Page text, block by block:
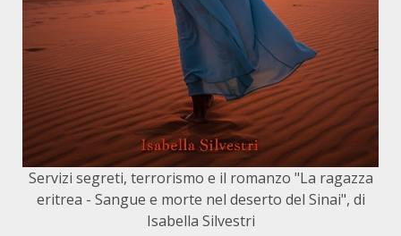
Servizi segreti, terrorismo e il romanzo "La ragazza
eritrea - Sangue e morte nel deserto del Sinai", di
Isabella Silvestri